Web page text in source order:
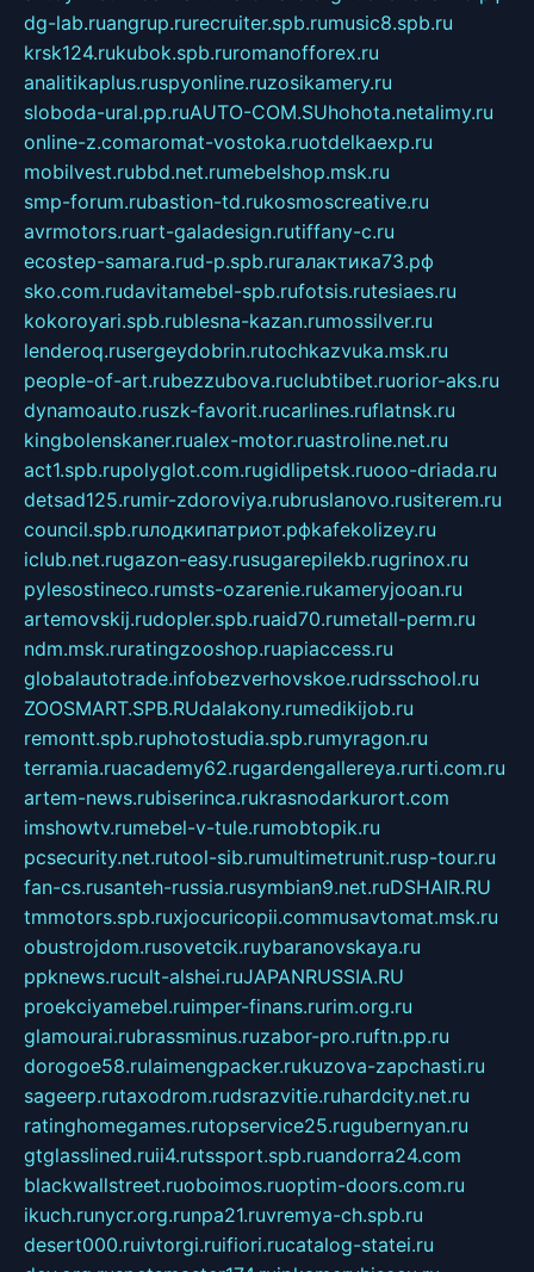
dg-lab.ruangrup.rurecruiter.spb.rumusic8.spb.ru
krsk124.rukubok.spb.ruromanofforex.ru
analitikaplus.ruspyonline.ruzosikamery.ru
sloboda-ural.pp.ruAUTO-COM.SUhohota.netalimy.ru
online-z.comaromat-vostoka.ruotdelkaexp.ru
mobilvest.rubbd.net.rumebelshop.msk.ru
smp-forum.rubastion-td.rukosmoscreative.ru
avrmotors.ruart-galadesign.rutiffany-c.ru
ecostep-samara.rud-p.spb.ruгалактика73.рф
sko.com.rudavitamebel-spb.rufotsis.rutesiaes.ru
kokoroyari.spb.rublesna-kazan.rumossilver.ru
lenderoq.rusergeydobrin.rutochkazvuka.msk.ru
people-of-art.rubezzubova.ruclubtibet.ruorior-aks.ru
dynamoauto.ruszk-favorit.rucarlines.ruflatnsk.ru
kingbolenskaner.rualex-motor.ruastroline.net.ru
act1.spb.rupolyglot.com.rugidlipetsk.ruooo-driada.ru
detsad125.rumir-zdoroviya.rubruslanovo.rusiterem.ru
council.spb.ruлодкипатриот.рфkafekolizey.ru
iclub.net.rugazon-easy.rusugarepilekb.rugrinox.ru
pylesostineco.rumsts-ozarenie.rukameryjooan.ru
artemovskij.rudopler.spb.ruaid70.rumetall-perm.ru
ndm.msk.ruratingzooshop.ruapiaccess.ru
globalautotrade.infobezverhovskoe.rudrsschool.ru
ZOOSMART.SPB.RUdalakony.rumedikijob.ru
remontt.spb.ruphotostudia.spb.rumyragon.ru
terramia.ruacademy62.rugardengallereya.rurti.com.ru
artem-news.rubiserinca.rukrasnodarkurort.com
imshowtv.rumebel-v-tule.rumobtopik.ru
pcsecurity.net.rutool-sib.rumultimetrunit.rusp-tour.ru
fan-cs.rusanteh-russia.rusymbian9.net.ruDSHAIR.RU
tmmotors.spb.ruxjocuricopii.commusavtomat.msk.ru
obustrojdom.rusovetcik.ruybaranovskaya.ru
ppknews.rucult-alshei.ruJAPANRUSSIA.RU
proekciyamebel.ruimper-finans.rurim.org.ru
glamourai.rubrassminus.ruzabor-pro.ruftn.pp.ru
dorogoe58.rulaimengpacker.rukuzova-zapchasti.ru
sageerp.rutaxodrom.rudsrazvitie.ruhardcity.net.ru
ratinghomegames.rutopservice25.rugubernyan.ru
gtglasslined.ruii4.rutssport.spb.ruandorra24.com
blackwallstreet.ruoboimos.ruoptim-doors.com.ru
ikuch.runycr.org.runpa21.ruvremya-ch.spb.ru
desert000.ruivtorgi.ruifiori.rucatalog-statei.ru